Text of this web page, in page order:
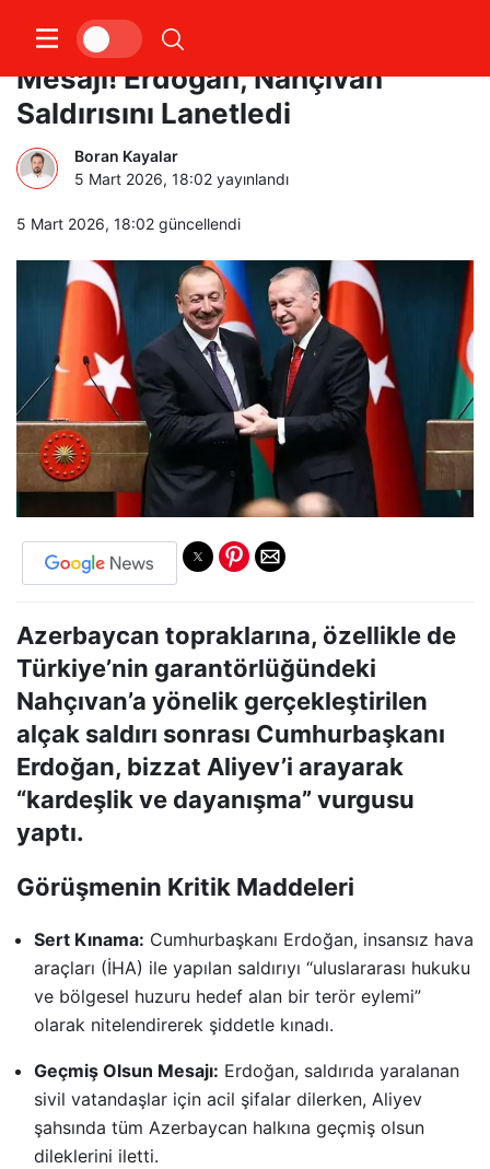
Ankara’dan Bakü’ye “Yanındayız”
Mesajı! Erdoğan, Nahçıvan
Saldırısını Lanetledi
Boran Kayalar
5 Mart 2026, 18:02 yayınlandı
5 Mart 2026, 18:02 güncellendi
Azerbaycan topraklarına, özellikle de
Türkiye’nin garantörlüğündeki
Nahçıvan’a yönelik gerçekleştirilen
alçak saldırı sonrası Cumhurbaşkanı
Erdoğan, bizzat Aliyev’i arayarak
“kardeşlik ve dayanışma” vurgusu
yaptı.
Görüşmenin Kritik Maddeleri
Sert Kınama: Cumhurbaşkanı Erdoğan, insansız hava
araçları (İHA) ile yapılan saldırıyı “uluslararası hukuku
ve bölgesel huzuru hedef alan bir terör eylemi”
olarak nitelendirerek şiddetle kınadı.
Geçmiş Olsun Mesajı: Erdoğan, saldırıda yaralanan
sivil vatandaşlar için acil şifalar dilerken, Aliyev
şahsında tüm Azerbaycan halkına geçmiş olsun
dileklerini iletti.